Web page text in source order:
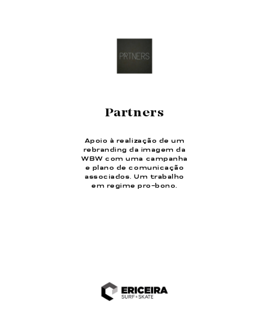
Partners
Apoio à realização de um
rebranding da imagem da
WBW com uma campanha
e plano de comunicação
associados. Um trabalho
em regime pro-bono.